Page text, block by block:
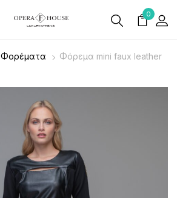
0
Φορέματα
Φόρεμα mini faux leather